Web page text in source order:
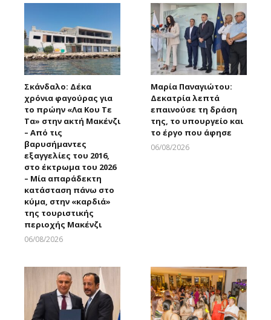
Σκάνδαλο: Δέκα
χρόνια φαγούρας για
το πρώην «Λα Κου Τε
Τα» στην ακτή Μακένζι
– Από τις
βαρυσήμαντες
εξαγγελίες του 2016,
στο έκτρωμα του 2026
– Μία απαράδεκτη
κατάσταση πάνω στο
κύμα, στην «καρδιά»
της τουριστικής
περιοχής Μακένζι
06/08/2026
Μαρία Παναγιώτου:
Δεκατρία λεπτά
επαινούσε τη δράση
της, το υπουργείο και
το έργο που άφησε
06/08/2026